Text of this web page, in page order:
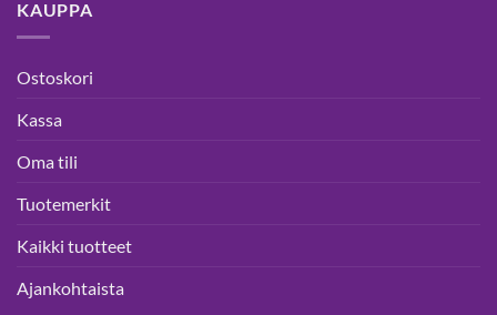
KAUPPA
Ostoskori
Kassa
Oma tili
Tuotemerkit
Kaikki tuotteet
Ajankohtaista